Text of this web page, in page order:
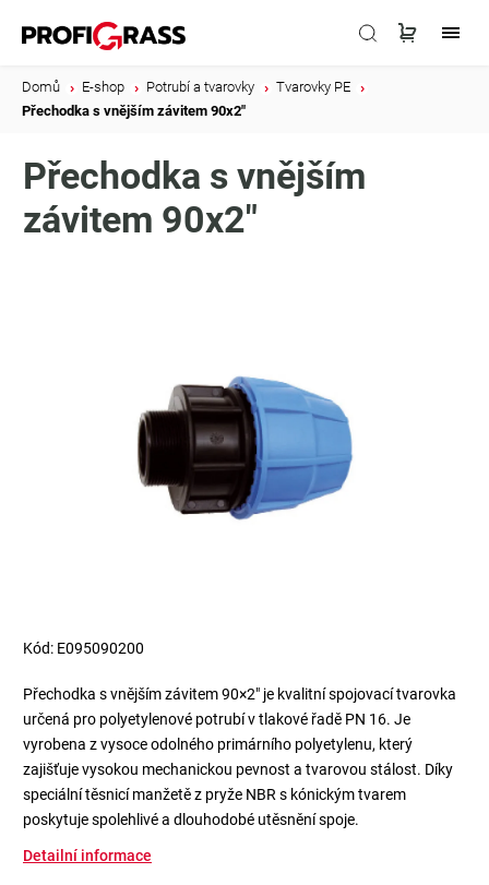
Domů E-shop Potrubí a tvarovky Tvarovky PE
Přechodka s vnějším závitem 90x2"
Přechodka s vnějším
závitem 90x2"
Kód: E095090200
Přechodka s vnějším závitem 90×2" je kvalitní spojovací tvarovka
určená pro polyetylenové potrubí v tlakové řadě PN 16. Je
vyrobena z vysoce odolného primárního polyetylenu, který
zajišťuje vysokou mechanickou pevnost a tvarovou stálost. Díky
speciální těsnicí manžetě z pryže NBR s kónickým tvarem
poskytuje spolehlivé a dlouhodobé utěsnění spoje.
Detailní informace